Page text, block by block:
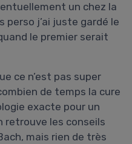
un chez la
perso j’ai juste gardé le
le premier serait
ce n’est pas super
de temps la cure
exacte pour un
retrouve les conseils
mais rien de très